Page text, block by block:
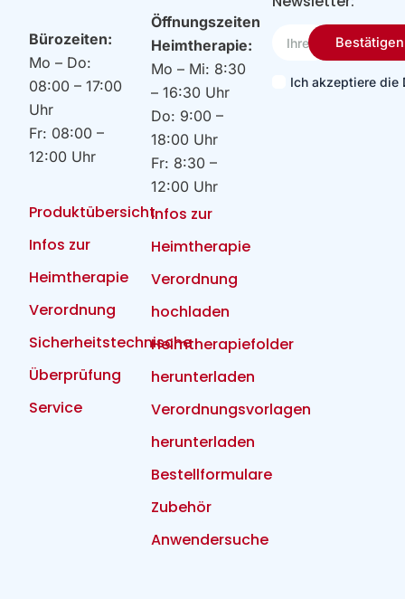
Bürozeiten:
Mo – Do:
08:00 – 17:00
Uhr
Fr: 08:00 –
12:00 Uhr
Produktübersicht
Infos zur
Heimtherapie
Verordnung
Sicherheitstechnische
Überprüfung
Service
Öffnungszeiten
Heimtherapie:
Mo – Mi: 8:30
– 16:30 Uhr
Do: 9:00 –
18:00 Uhr
Fr: 8:30 –
12:00 Uhr
Infos zur
Heimtherapie
Verordnung
hochladen
Heimtherapiefolder
herunterladen
Verordnungsvorlagen
herunterladen
Bestellformulare
Zubehör
Anwendersuche
Email
Ich akzeptiere die
Bestätigen